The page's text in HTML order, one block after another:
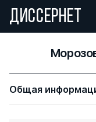
ДИССЕРНЕТ
Общая